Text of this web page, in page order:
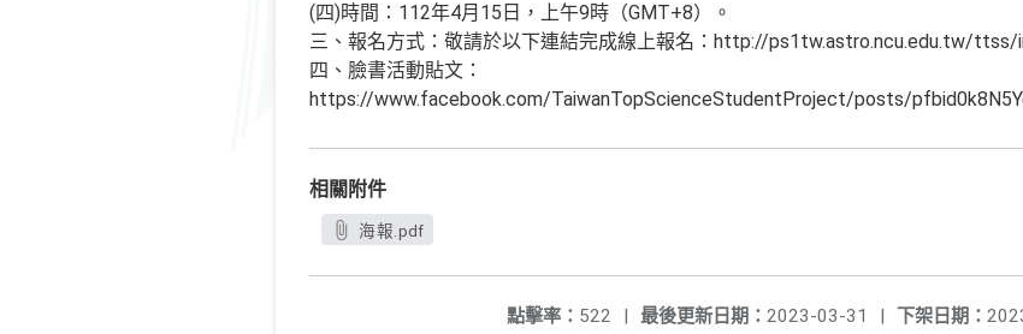
(四)時間：112年4月15日，上午9時（GMT+8）。
三、報名方式：敬請於以下連結完成線上報名：http://ps1tw.astro.ncu.edu.tw/ttss/
四、臉書活動貼文：
https://www.facebook.com/TaiwanTopScienceStudentProject/posts/
相關附件
海報.pdf
下架日期：
最後更新日期： 2023-03-31 |
點擊率： 522 |